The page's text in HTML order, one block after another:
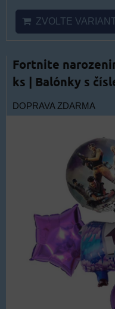
ZVOLTE
Fortnite
ks | Balónky s
DOPRAVA ZDARMA